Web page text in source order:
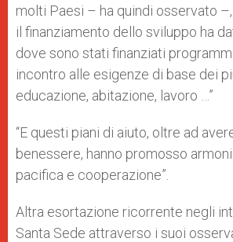
molti Paesi – ha quindi osservato
il finanziamento dello sviluppo ha
dove sono stati finanziati
incontro alle esigenze di base dei
educazione, abitazione, lavoro …”
“E questi piani di aiuto, oltre ad
benessere, hanno promosso
pacifica e cooperazione”.
Altra esortazione ricorrente negli
Santa Sede attraverso i suoi